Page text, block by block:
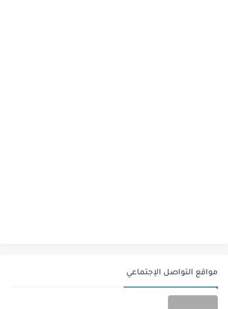
مواقع التواصل الإجتماعي